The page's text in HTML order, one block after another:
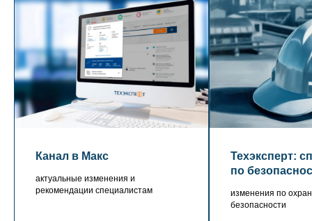
Канал в Макс
актуальные изменения и
рекомендации специалистам
Техэксперт:
по
изменения по
безопасности